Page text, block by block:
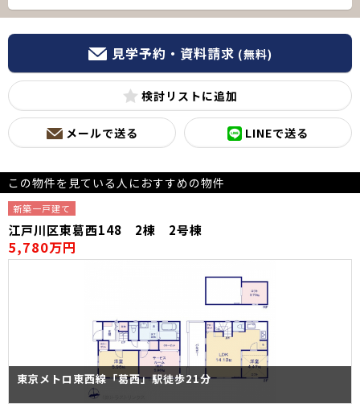
見学予約・資料請求 (無料)
検討リスト
メールで送る LINEで送る
この物件を見ている人におすすめの物件
新築一戸建て
江戸川区東葛西148 2棟 2号棟
5,780万円
東京メトロ東西線「葛西」駅徒歩21分